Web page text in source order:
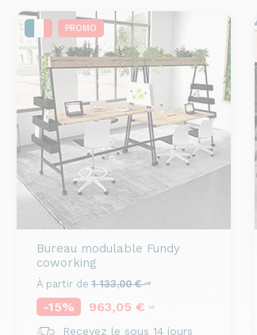
PROMO
Bureau modulable Fundy
coworking
À partir de 1 133,00 €HT
-15% 963,05 € HT
Recevez le sous 14 jours